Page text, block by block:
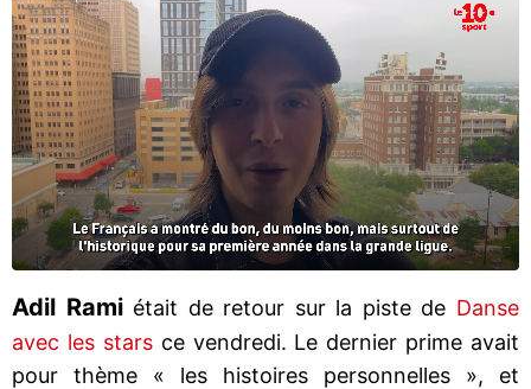
Adil Rami était de retour sur la piste de Danse
avec les starsce vendredi. Le dernier prime avait
pour thème « les histoires personnelles », et